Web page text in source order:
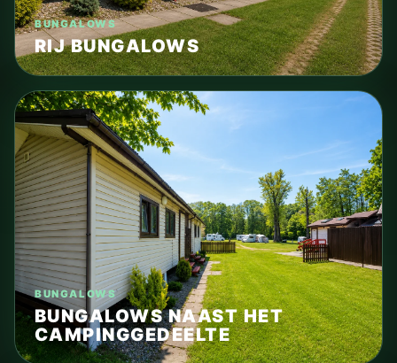
BUNGALOWS
RIJ BUNGALOWS
BUNGALOWS
BUNGALOWS NAAST HET
CAMPINGGEDEELTE